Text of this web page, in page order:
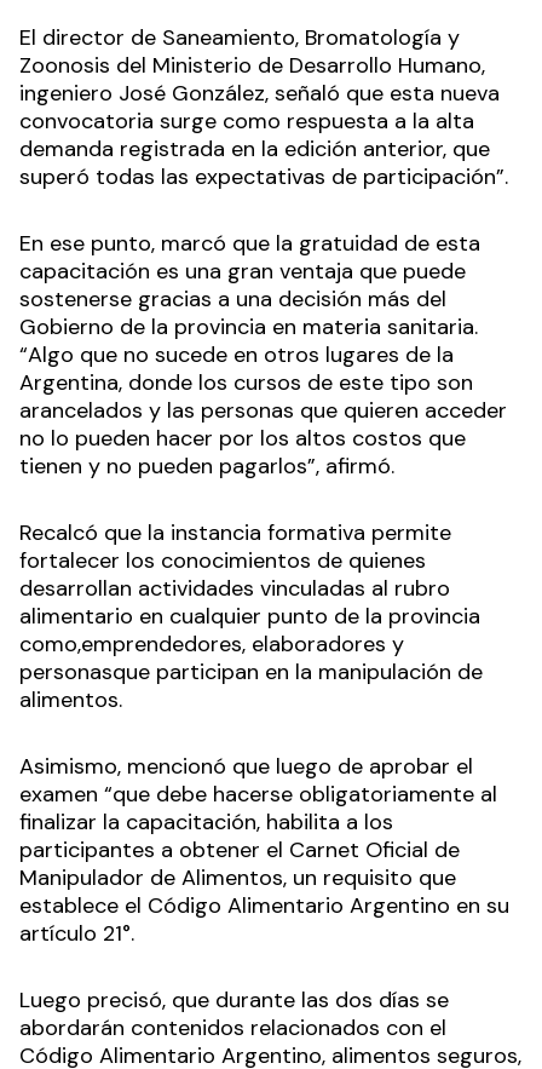
comercialización de alimentos inocuos y de
calidad.
El director de Saneamiento, Bromatología y
Zoonosis del Ministerio de Desarrollo Humano,
ingeniero José González, señaló que esta nueva
demanda registrada en la edición anterior, que
superó todas las expectativas de participación”.
En ese punto, marcó que la gratuidad de esta
capacitación es una gran ventaja que puede
sostenerse gracias a una decisión más del
Gobierno de la provincia en materia sanitaria.
“Algo que no sucede en otros lugares de la
Argentina, donde los cursos de este tipo son
no lo pueden hacer por los altos costos que
tienen y no pueden pagarlos”, afirmó.
Recalcó que la instancia formativa permite
fortalecer los conocimientos de quienes
desarrollan actividades vinculadas al rubro
alimentario en cualquier punto de la provincia
personasque participan en la manipulación de
alimentos.
Asimismo, mencionó que luego de aprobar el
examen “que debe hacerse obligatoriamente al
finalizar la capacitación, habilita a los
participantes a obtener el Carnet Oficial de
establece el Código Alimentario Argentino en su
artículo 21°.